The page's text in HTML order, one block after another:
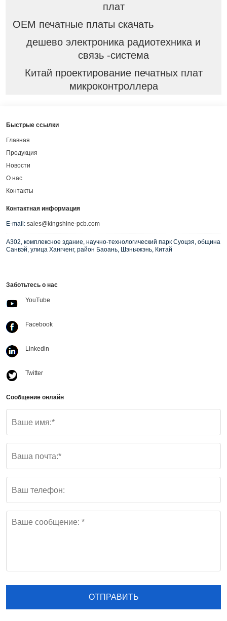
плат
OEM печатные платы скачать
дешево электроника радиотехника и
связь -система
Китай проектирование печатных плат
микроконтроллера
Быстрые ссылки
Главная
Продукция
Новости
О нас
Контакты
Контактная информация
E-mail: sales@kingshine-pcb.com
A302, комплексное здание, научно-технологический парк Суоцзя, община
Санвэй, улица Хангченг, район Баоань, Шэньчжэнь, Китай
Заботьтесь о нас
YouTube
Facebook
Linkedin
Twitter
Сообщение онлайн